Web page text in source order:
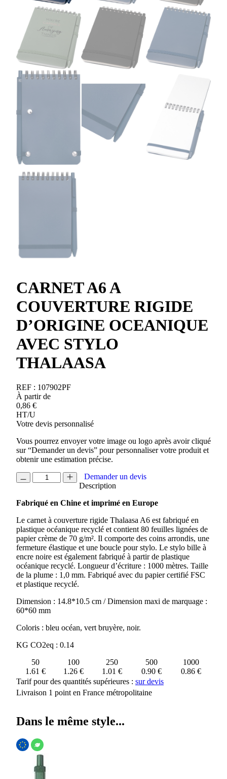
CARNET A6 A
COUVERTURE RIGIDE
D’ORIGINE OCEANIQUE
AVEC STYLO
THALAASA
REF : 107902PF
À partir de
0,86 €
HT/U
Votre devis personnalisé
Vous pourrez envoyer votre image ou logo après avoir cliqué
sur “Demander un devis” pour personnaliser votre produit et
obtenir une estimation précise.
quantité
de
A6
COUVERTURE
RIGIDE
D'ORIGINE
OCEANIQUE
AVEC
STYLO
THALAASA
Demander un devis
Description
Fabriqué en Chine et imprimé en Europe
Le carnet à couverture rigide Thalaasa A6 est fabriqué en
plastique océanique recyclé et contient 80 feuilles lignées de
papier crème de 70 g/m². Il comporte des coins arrondis, une
fermeture élastique et une boucle pour stylo. Le stylo bille à
encre noire est également fabriqué à partir de plastique
océanique recyclé. Longueur d’écriture : 1000 mètres. Taille
de la plume : 1,0 mm. Fabriqué avec du papier certifié FSC
et plastique recyclé.
Dimension : 14.8*10.5 cm / Dimension maxi de marquage :
60*60 mm
Coloris : bleu océan, vert bruyère, noir.
KG CO2eq : 0.14
50
100 250 500
1000
1.61 €
1.26 € 1.01 € 0.90 €
0.86 €
Tarif pour des quantités supérieures : sur devis
Livraison 1 point en France métropolitaine
Dans le même style...